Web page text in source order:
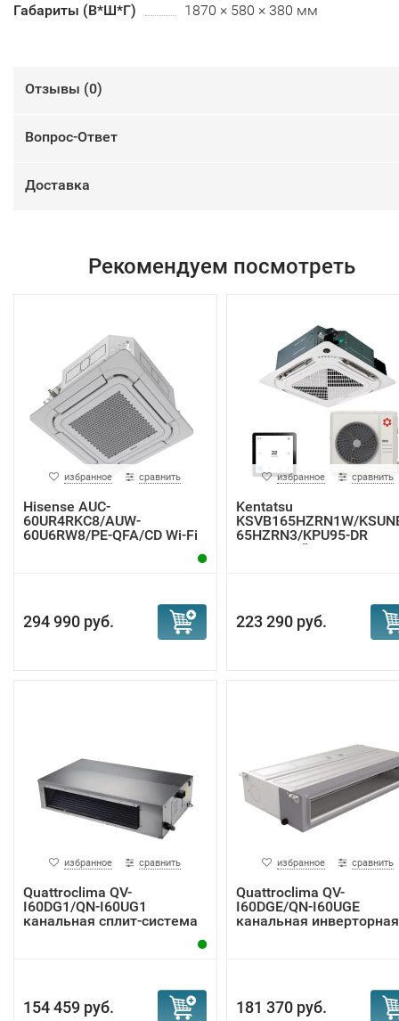
Габариты (В*Ш*Г) 1870 × 580 × 380 мм
Отзывы (0)
Вопрос-Ответ
Доставка
Рекомендуем посмотреть
избранное сравнить
Hisense AUC-
60UR4RKC8/AUW-
60U6RW8/PE-QFA/CD Wi-Fi
294 990 руб.
избранное сравнить
Kentatsu
KSVB165HZRN1W/
65HZRN3/KPU95-DR
кассетный к...
223 290 руб.
избранное сравнить
Quattroclima QV-
I60DG1/QN-I60UG1
канальная сплит-система
154 459 руб.
избранное сравнить
Quattroclima QV-
I60DGE/QN-I60UGE
канальная инверторная
181 370 руб.